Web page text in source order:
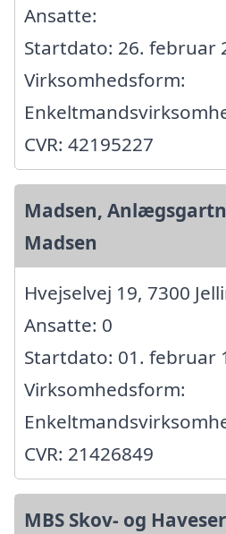
Ansatte:
Startdato: 26. februar
Virksomhedsform:
CVR: 42195227
Madsen,
Madsen
Hvejselvej 19, 7300
Ansatte: 0
Startdato: 01. februar
Virksomhedsform:
CVR: 21426849
MBS Skov- og